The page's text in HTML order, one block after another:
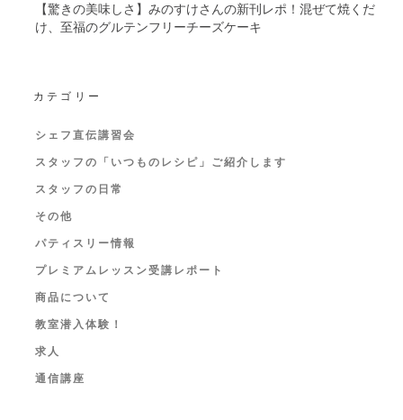
【驚きの美味しさ】みのすけさんの新刊レポ！混ぜて焼くだ
け、至福のグルテンフリーチーズケーキ
カテゴリー
シェフ直伝講習会
スタッフの「いつものレシピ」ご紹介します
スタッフの日常
その他
パティスリー情報
プレミアムレッスン受講レポート
商品について
教室潜入体験！
求人
通信講座